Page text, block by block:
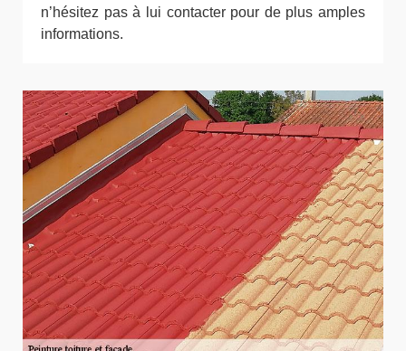
n’hésitez pas à lui contacter pour de plus amples
informations.